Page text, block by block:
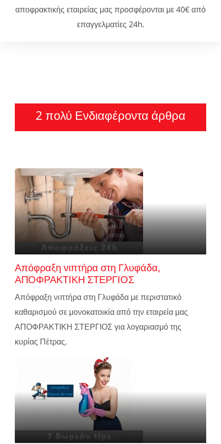
αποφρακτικής εταιρείας μας προσφέρονται με 40€ από
επαγγελματίες 24h.
2 πολύ Ενδιαφέροντα άρθρα
Απόφραξη νιπτήρα στη Γλυφάδα,
ΑΠΟΦΡΑΚΤΙΚΗ ΣΤΕΡΓΙΟΣ
Απόφραξη νιπτήρα στη Γλυφάδα με περιστατικό
καθαρισμού σε μονοκατοικία από την εταιρεία μας
ΑΠΟΦΡΑΚΤΙΚΗ ΣΤΕΡΓΙΟΣ για λογαριασμό της
κυρίας Πέτρας.